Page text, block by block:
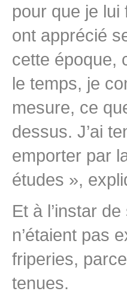
pour que je lui
ont apprécié
cette époque,
le temps, je
mesure, ce
dessus. J’ai
emporter par
études »,
Et à l’instar
n’étaient pas
friperies,
tenues.